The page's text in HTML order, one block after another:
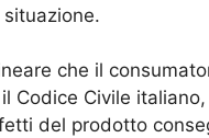
che il
Codice Civile
del prodotto